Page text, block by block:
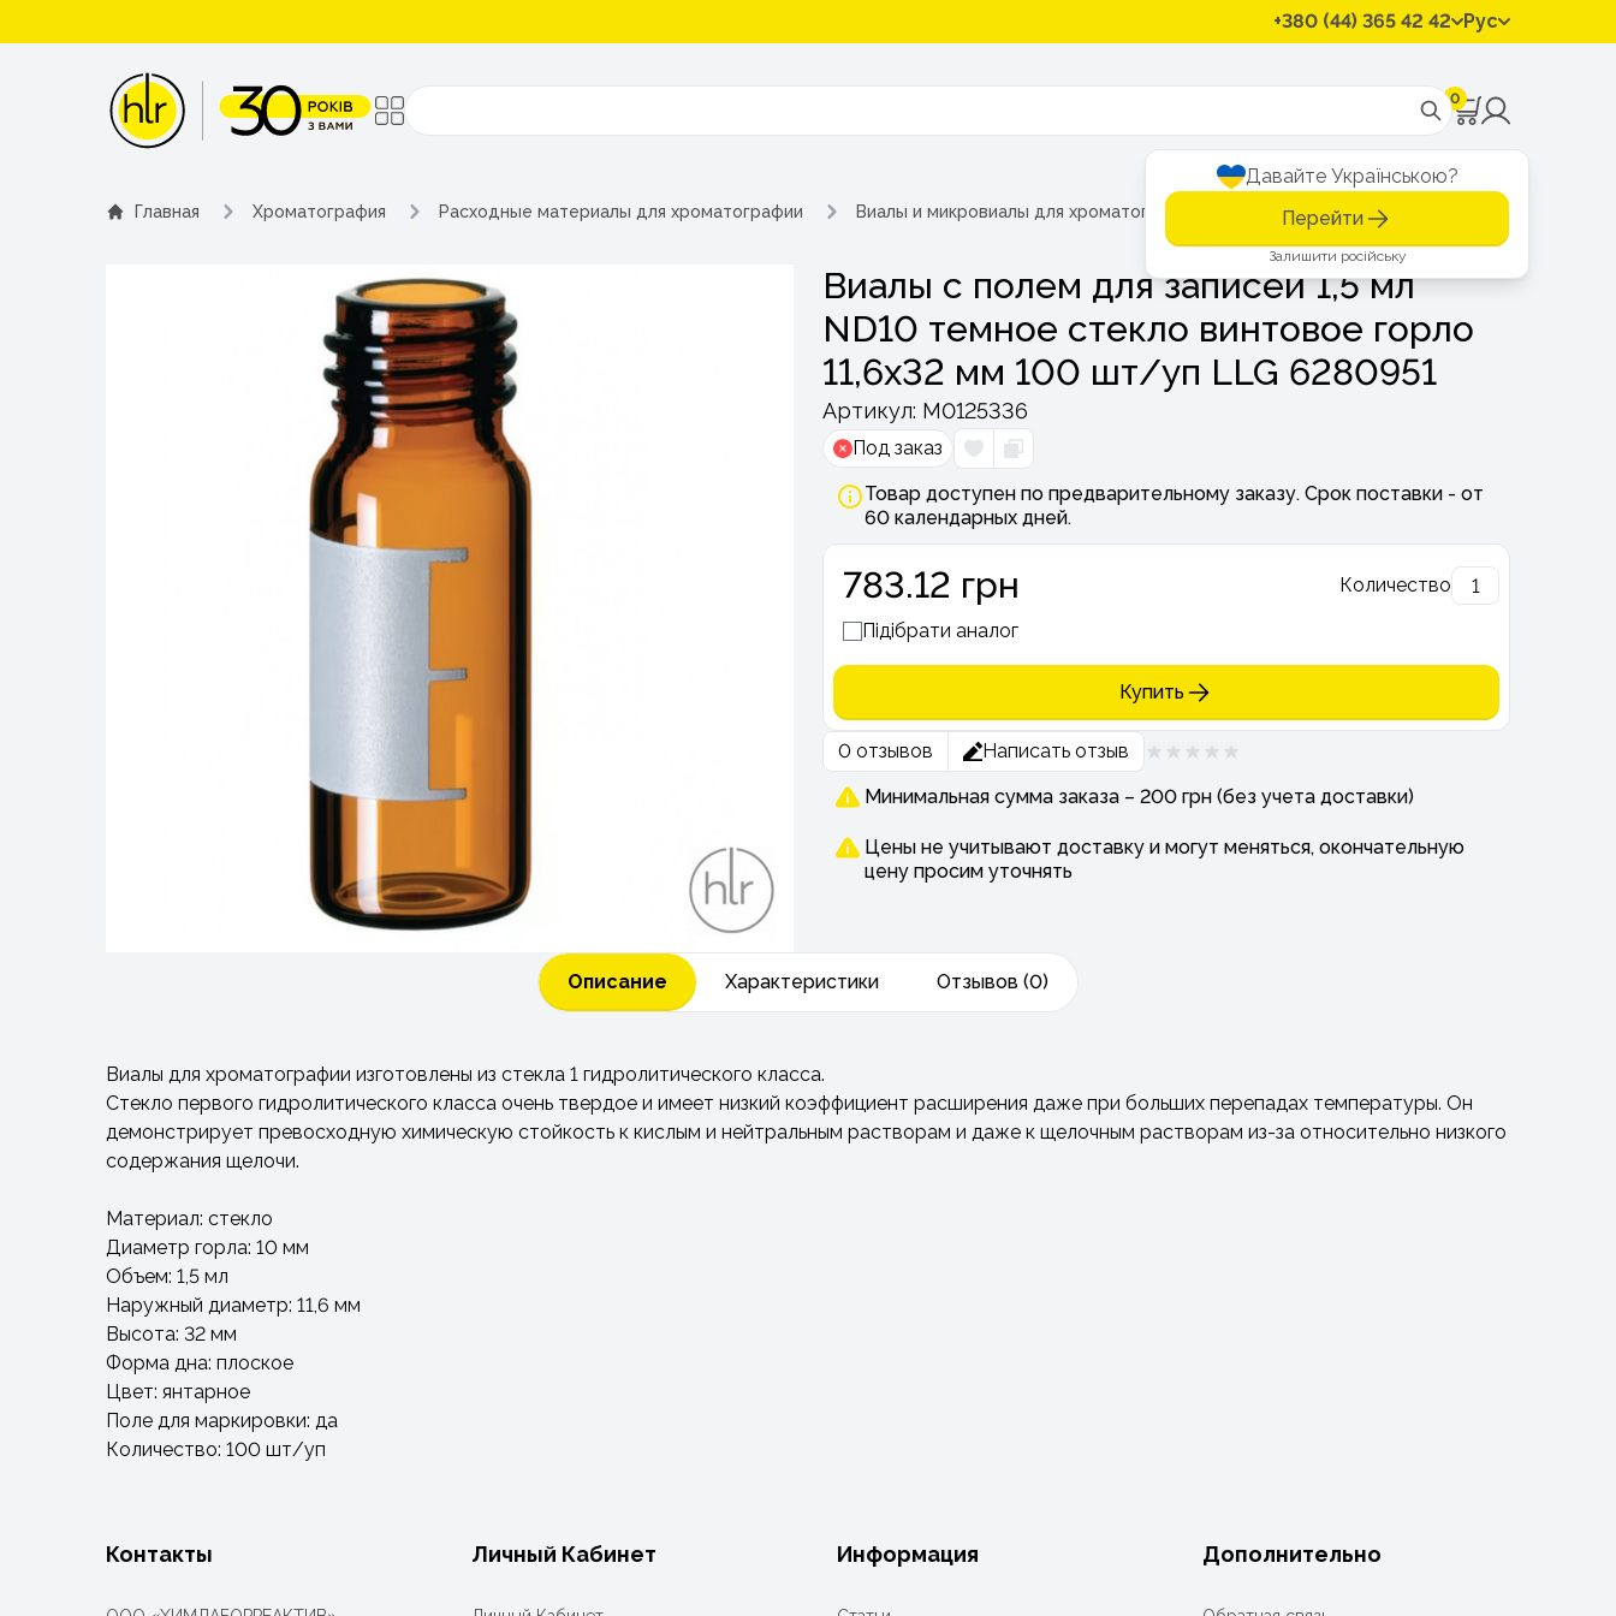
+380 (44) 365 42 42 Рус
0
Давайте Українською?
Перейти
Залишити російську
Поиск
Главная Хроматография Расходные материалы для хроматографии Виалы и микровиалы для хроматографии Виалы с полем для записей 1,5 мл ND10
Виалы с полем для записей 1,5 мл
ND10 темное стекло винтовое горло
11,6х32 мм 100 шт/уп LLG 6280951
Артикул: М0125336
Под заказ
Товар доступен по предварительному заказу. Срок поставки - от
60 календарных дней.
783.12 грн
Количество
Підібрати аналог
Купить
0 отзывов
Написать отзыв
Минимальная сумма заказа – 200 грн (без учета доставки)
Цены не учитывают доставку и могут меняться, окончательную
цену просим уточнять
Описание Характеристики Отзывов (0)
Виалы для хроматографии изготовлены из стекла 1 гидролитического класса.
Стекло первого гидролитического класса очень твердое и имеет низкий коэффициент расширения даже при больших перепадах температуры. Он
демонстрирует превосходную химическую стойкость к кислым и нейтральным растворам и даже к щелочным растворам из-за относительно низкого
содержания щелочи.
Материал: стекло
Диаметр горла: 10 мм
Объем: 1,5 мл
Наружный диаметр: 11,6 мм
Высота: 32 мм
Форма дна: плоское
Цвет: янтарное
Поле для маркировки: да
Количество: 100 шт/уп
Контакты Личный Кабинет Информация Дополнительно